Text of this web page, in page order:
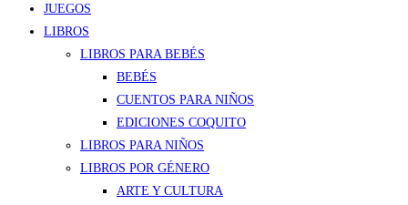
JUEGOS
LIBROS
LIBROS PARA BEBÉS
BEBÉS
CUENTOS PARA NIÑOS
EDICIONES COQUITO
LIBROS PARA NIÑOS
LIBROS POR GÉNERO
ARTE Y CULTURA